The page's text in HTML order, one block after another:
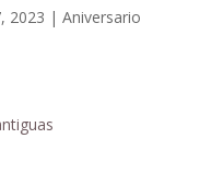
2023 |Aniversario